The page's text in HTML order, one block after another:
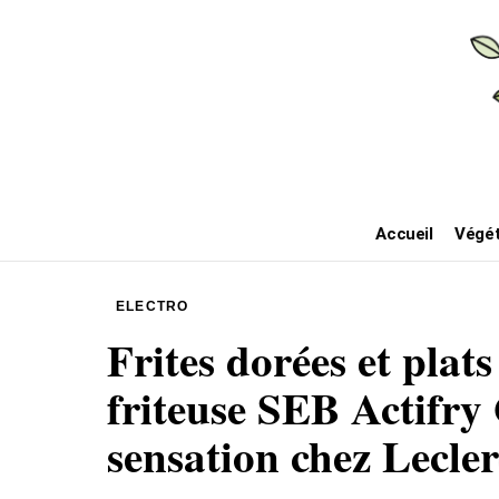
Accueil
ELECTRO
Frites dorées et
friteuse SEB Actifry
sensation chez